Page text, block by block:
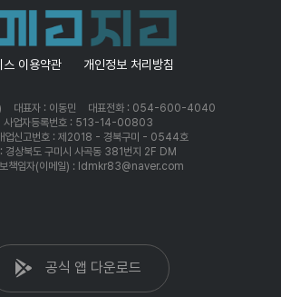
스 이용약관 개인정보 처리방침
대표자 : 이동민
대표전화 : 054-600-4040
사업자등록번호 : 513-14-00803
업신고번호 : 제2018 - 경북구미 - 0544호
경상북도 구미시 사곡동 381번지 2F DM
보책임자(이메일) : ldmkr83@naver.com
공식 앱 다운로드